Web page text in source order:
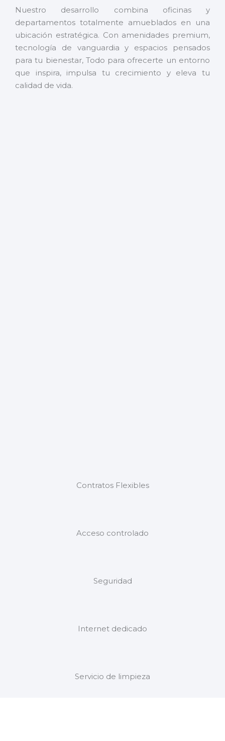
Nuestro desarrollo combina oficinas y
departamentos totalmente amueblados en una
ubicación estratégica. Con amenidades premium,
tecnología de vanguardia y espacios pensados
para tu bienestar, Todo para ofrecerte un entorno
que inspira, impulsa tu crecimiento y eleva tu
calidad de vida.
Contratos Flexibles
Acceso controlado
Seguridad
Internet dedicado
Servicio de limpieza